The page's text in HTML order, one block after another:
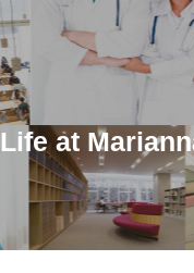
Life at